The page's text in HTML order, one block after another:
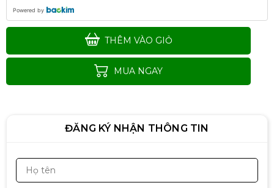
Powered by
THÊM VÀO GIỎ
MUA NGAY
ĐĂNG KÝ NHẬN THÔNG TIN
RUY BĂNG MỰC THAY MÁY
EPSON LQ-310
180.000đ
ĐẦU KIM EPSON LQ590